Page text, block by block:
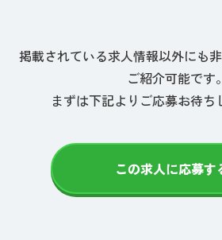
掲載されている求人情報以外にも
ご紹介可能です。
まずは下記よりご応募お待ち
この求人に応募す